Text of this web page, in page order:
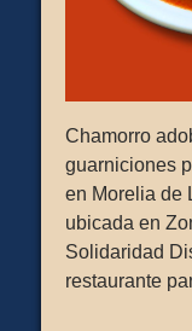
Chamorro
guarniciones
en Morelia de
ubicada en
Solidaridad
restaurante